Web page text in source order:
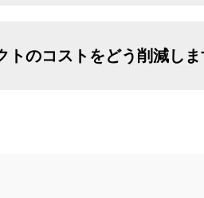
トのコストをどう削減しま